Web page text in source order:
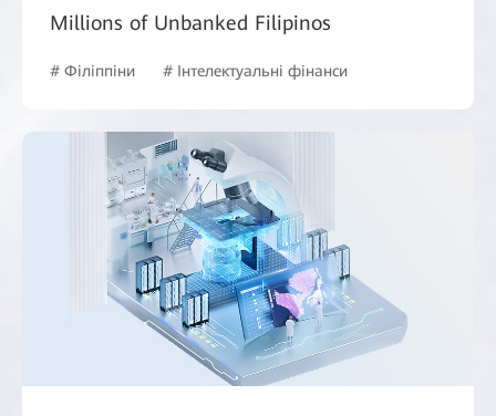
Millions of Unbanked Filipinos
# Філіппіни # Інтелектуальні фінанси